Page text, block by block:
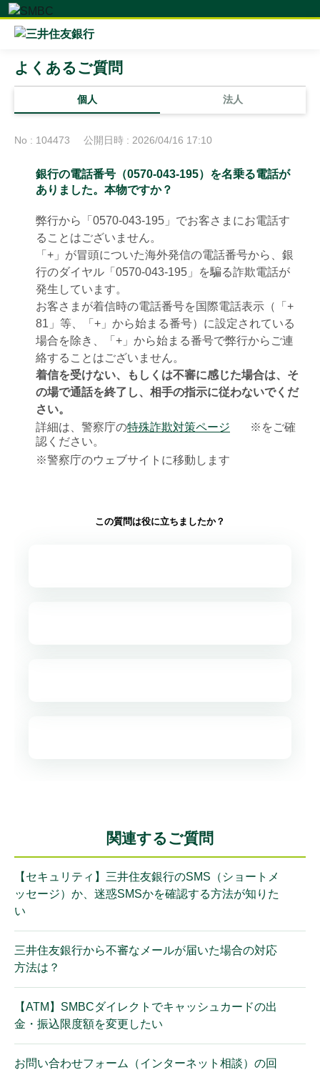
個人 法人
よくあるご質問
No : 104473 公開日時 : 2026/04/16 17:10
銀行の電話番号（0570-043-195）を名乗る電話が
ありました。本物ですか？
弊行から「0570-043-195」でお客さまにお電話す
ることはございません。
「+」が冒頭についた海外発信の電話番号から、銀
行のダイヤル「0570-043-195」を騙る詐欺電話が
発生しています。
お客さまが着信時の電話番号を国際電話表示（「+
81」等、「+」から始まる番号）に設定されている
場合を除き、「+」から始まる番号で弊行からご連
絡することはございません。
着信を受けない、もしくは不審に感じた場合は、そ
の場で通話を終了し、相手の指示に従わないでくだ
さい。
詳細は、警察庁の特殊詐欺対策ページ
※をご確
認ください。
※警察庁のウェブサイトに移動します
この質問は役に立ちましたか？
関連するご質問
【セキュリティ】三井住友銀行のSMS（ショートメ
ッセージ）か、迷惑SMSかを確認する方法が知りた
い
三井住友銀行から不審なメールが届いた場合の対応
方法は？
【ATM】SMBCダイレクトでキャッシュカードの出
金・振込限度額を変更したい
お問い合わせフォーム（インターネット相談）の回